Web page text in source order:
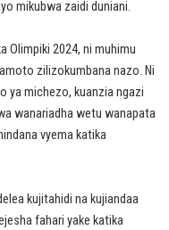
mikubwa zaidi duniani.
Olimpiki 2024, ni muhimu
zilizokumbana nazo. Ni
ya michezo, kuanzia ngazi
wanariadha wetu wanapata
vyema katika
kujitahidi na kujiandaa
fahari yake katika